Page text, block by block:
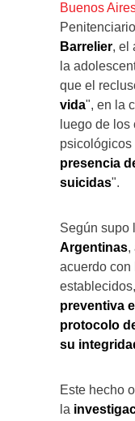
Buenos
Barrelier, el
la
que el
vida", en la
luego de
psicológicos
presencia
suicidas".
Según supo
Argentinas,
acuerdo con
establecidos,
preventiva
protocolo
su
Este hecho
la